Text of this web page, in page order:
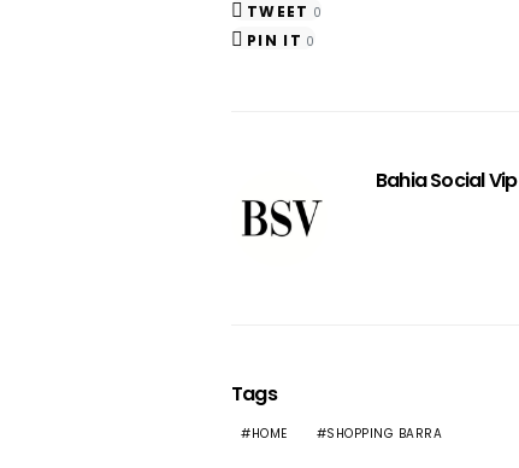
TWEET 0
PIN IT 0
Bahia Social Vip
Tags
HOME SHOPPING BARRA